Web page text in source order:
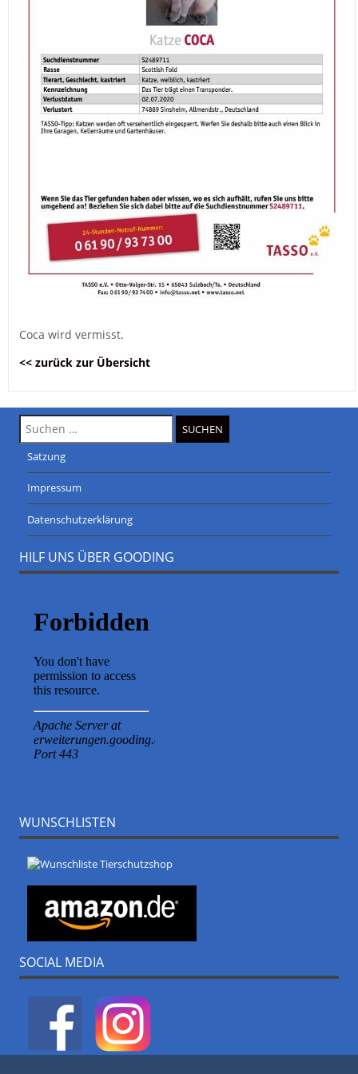
Coca wird vermisst.
<< zurück zur Übersicht
Suche
nach:
Satzung
Impressum
Datenschutzerklärung
HILF UNS ÜBER GOODING
WUNSCHLISTEN
SOCIAL MEDIA